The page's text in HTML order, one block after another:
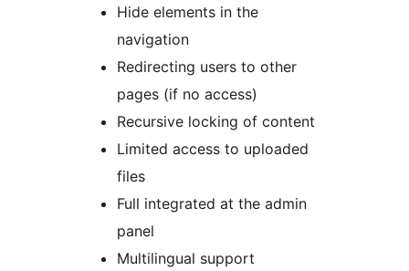
Hide elements in the
navigation
Redirecting users to other
pages (if no access)
Recursive locking of content
Limited access to uploaded
files
Full integrated at the admin
panel
Multilingual support